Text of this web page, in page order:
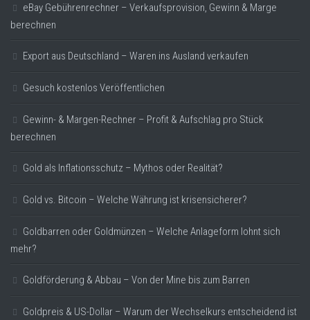
eBay Gebührenrechner – Verkaufsprovision, Gewinn & Marge
berechnen
Export aus Deutschland – Waren ins Ausland verkaufen
Gesuch kostenlos Veröffentlichen
Gewinn- & Margen-Rechner – Profit & Aufschlag pro Stück
berechnen
Gold als Inflationsschutz – Mythos oder Realität?
Gold vs. Bitcoin – Welche Währung ist krisensicherer?
Goldbarren oder Goldmünzen – Welche Anlageform lohnt sich
mehr?
Goldförderung & Abbau – Von der Mine bis zum Barren
Goldpreis & US-Dollar – Warum der Wechselkurs entscheidend ist